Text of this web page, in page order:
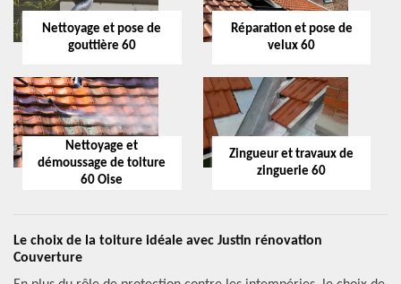
Nettoyage et pose de
gouttière 60
Réparation et pose de
velux 60
Nettoyage et
démoussage de toiture
60 Oise
Zingueur et travaux de
zinguerie 60
Le choix de la toiture idéale avec Justin rénovation
Couverture